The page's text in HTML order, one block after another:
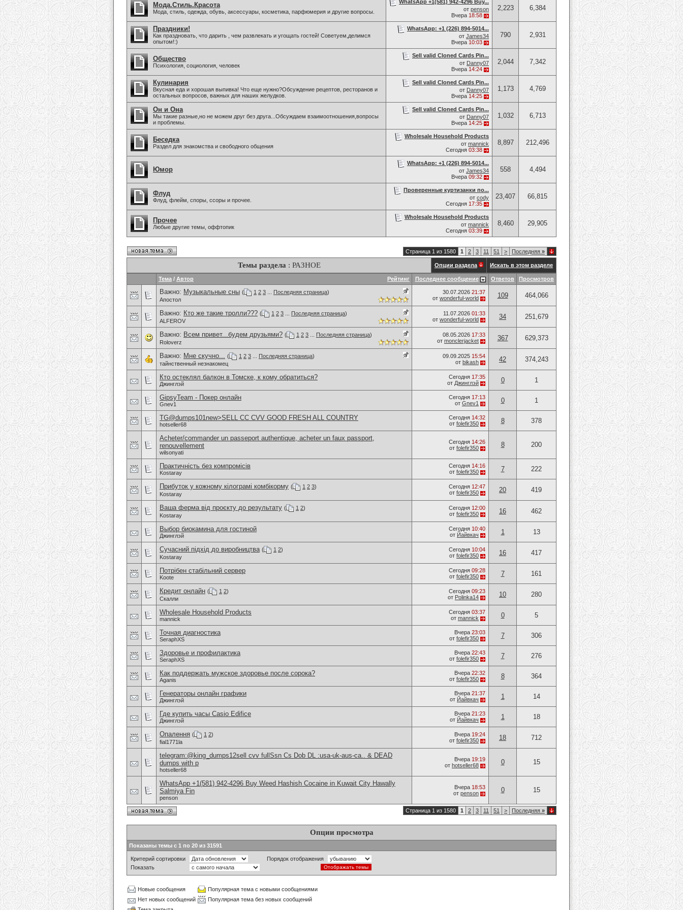
Мода.Стиль.Красота
Мода, стиль, одежда, обувь, аксессуары, косметика, парфюмерия и другие вопросы.
WhatsApp +1(581) 942-4296 Buy...
от penson
Вчера 18:58
2,223 6,384
Праздники!
Как праздновать, что дарить , чем развлекать и угощать гостей! Советуем,делимся
опытом!:)
WhatsApp: +1 (226) 894-5014​...
от James34
Вчера 10:03
790 2,931
Общество
Психология, социология, человек
Sell valid Cloned Cards Pin...
от Danny07
Вчера 14:24
2,044 7,342
Кулинария
Вкусная еда и хорошая выпивка! Что еще нужно?Обсуждение рецептов, ресторанов и
остальных вопросов, важных для наших желудков.
Sell valid Cloned Cards Pin...
от Danny07
Вчера 14:25
1,173 4,769
Он и Она
Мы такие разные,но не можем друг без друга...Обсуждаем взаимоотношения,вопросы
и проблемы.
Sell valid Cloned Cards Pin...
от Danny07
Вчера 14:25
1,032 6,713
Беседка
Раздел для знакомства и свободного общения
Wholesale Household Products
от mannick
Сегодня 03:38
8,897 212,496
Юмор
WhatsApp: +1 (226) 894-5014​...
от James34
Вчера 09:32
558 4,494
Флуд
Флуд, флейм, споры, ссоры и прочее.
Проверенные куртизанки по...
от cody
Сегодня 17:35
23,407 66,815
Прочее
Любые другие темы, оффтопик
Wholesale Household Products
от mannick
Сегодня 03:39
8,460 29,905
Страница 1 из 1580 1 2 3 11 51 > Последняя »
Темы раздела : РАЗНОЕ Опции раздела Искать в этом разделе
Рейтинг
Тема / Автор Последнее сообщение Ответов Просмотров
Важно: Музыкальные сны ( 1 2 3 Последняя страница)
Апостол
30.07.2026 21:37
от wonderful-world 109 464,066
Важно: Кто же такие тролли??? ( 1 2 3 Последняя страница)
ALFEROV
11.07.2026 01:33
от wonderful-world 34 251,679
Важно: Всем привет...будем друзьями? ( 1 2 3 Последняя страница)
Roloverz
08.05.2026 17:33
от monclerjacket 367 629,373
Важно: Мне скучно... ( 1 2 3 Последняя страница)
тайнственный незнакомец
09.09.2025 15:54
от bikash 42 374,243
Кто остеклял балкон в Томске, к кому обратиться?
Джинглэй
Сегодня 17:35
от Джинглэй 0 1
GipsyTeam - Покер онлайн
Gnev1
Сегодня 17:13
от Gnev1 0 1
TG@dumps101new>SELL CC CVV GOOD FRESH ALL COUNTRY
hotseller68
Сегодня 14:32
от folefir350 8 378
Acheter/commander un passeport authentique, acheter un faux passport,
renouvellement
wilsonyati
Сегодня 14:26
от folefir350 8 200
Практичність без компромісів
Kostaray
Сегодня 14:16
от folefir350 7 222
Прибуток у кожному кілограмі комбікорму ( 1 2 3)
Kostaray
Сегодня 12:47
от folefir350 20 419
Ваша ферма від проєкту до результату ( 1 2)
Kostaray
Сегодня 12:00
от folefir350 16 462
Выбор биокамина для гостиной
Джинглэй
Сегодня 10:40
от Йайвкач 1 13
Сучасний підхід до виробництва ( 1 2)
Kostaray
Сегодня 10:04
от folefir350 16 417
Потрібен стабільний сервер
Koote
Сегодня 09:28
от folefir350 7 161
Кредит онлайн ( 1 2)
Скалли
Сегодня 09:23
от Polinka14 10 280
Wholesale Household Products
mannick
Сегодня 03:37
от mannick 0 5
Точная диагностика
SeraphXS
Вчера 23:03
от folefir350 7 306
Здоровье и профилактика
SeraphXS
Вчера 22:43
от folefir350 7 276
Как поддержать мужское здоровье после сорока?
Aganis
Вчера 22:32
от folefir350 8 364
Генераторы онлайн графики
Джинглэй
Вчера 21:37
от Йайвкач 1 14
Где купить часы Casio Edifice
Джинглэй
Вчера 21:23
от Йайвкач 1 18
Опалення ( 1 2)
fial1771la
Вчера 19:24
от folefir350 18 712
telegram:@king_dumps12sell cvv fullSsn Cs Dob DL :usa-uk-aus-ca.. & DEAD
dumps with p
hotseller68
Вчера 19:19
от hotseller68 0 15
WhatsApp +1(581) 942-4296 Buy Weed Hashish Cocaine in Kuwait City Hawally
Salmiya Fin
penson
Вчера 18:53
от penson 0 15
Страница 1 из 1580 1 2 3 11 51 > Последняя »
Опции просмотра
Показаны темы с 1 по 20 из 31591
Критерий сортировки
Порядок отображения
Показать
Новые сообщения
Популярная тема с новыми сообщениями
Нет новых сообщений
Популярная тема без новых сообщений